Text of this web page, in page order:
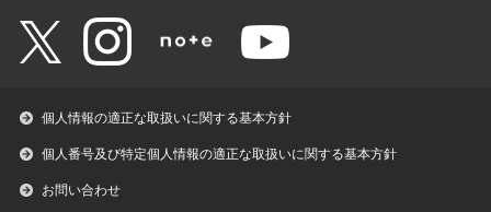
個人情報の適正な取扱いに関する基本方針
個人番号及び特定個人情報の適正な取扱いに関する基本方針
お問い合わせ